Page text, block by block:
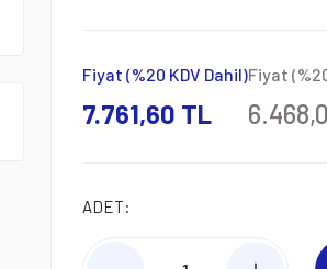
Fiyat (%20 KDV Dahil)
7.761,60 TL
Fiyat
ADET: